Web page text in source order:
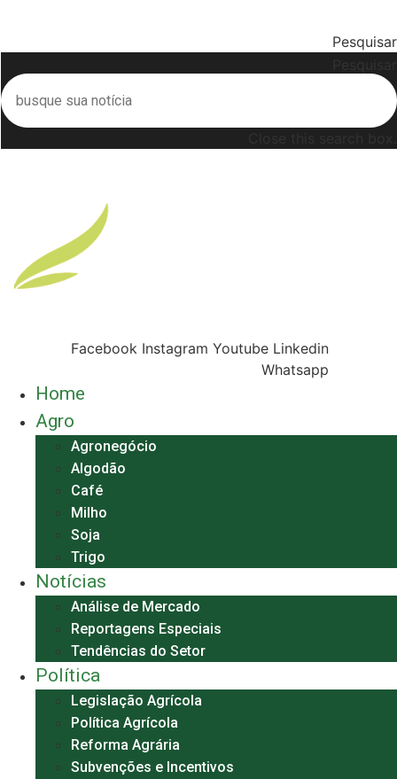
Pesquisar
Facebook Instagram Youtube Linkedin
Whatsapp
Home
Agro
Agronegócio
Algodão
Café
Milho
Soja
Trigo
Notícias
Análise de Mercado
Reportagens Especiais
Tendências do Setor
Política
Legislação Agrícola
Política Agrícola
Reforma Agrária
Subvenções e Incentivos